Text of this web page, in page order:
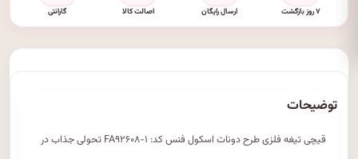
۷ روز بازگشت ارسال رایگان اصالت کالا گارانتی
توضیحات
قیچی تیغه فلزی طرح دونات اسکول فنس کد: FA۹۲۶۰۸-۱ تحولی جذاب در